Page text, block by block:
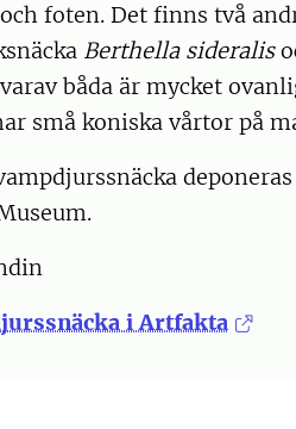
foten. Det finns två
Berthella sideralis
båda är mycket
små koniska vårtor på
i Artfakta